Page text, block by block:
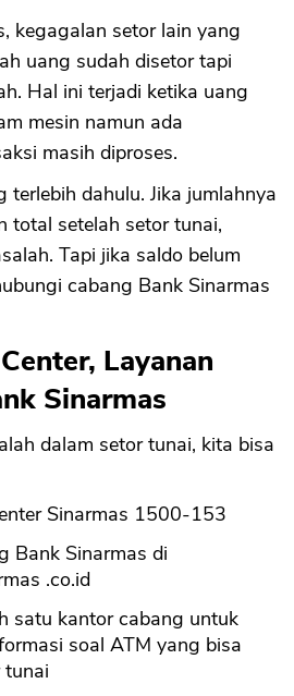
kegagalan setor lain yang
uang sudah disetor tapi
Hal ini terjadi ketika uang
mesin namun ada
masih diproses.
terlebih dahulu. Jika jumlahnya
total setelah setor tunai,
Tapi jika saldo belum
cabang Bank Sinarmas
Layanan
Sinarmas
dalam setor tunai, kita bisa
Sinarmas 1500-153
Bank Sinarmas di
.co.id
satu kantor cabang untuk
soal ATM yang bisa
tunai